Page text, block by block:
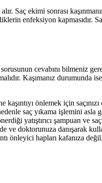
Saç ekimi sonrası
enfeksiyon kapmasıdır.
sorusunun cevabını bilmeniz
Kaşımanız durumunda
kaşıntıyı önlemek için
saç yıkama işlemini asla
yatıştırıcı şampuan ve
doktorunuza danışarak
önleyici hapları kafanıza